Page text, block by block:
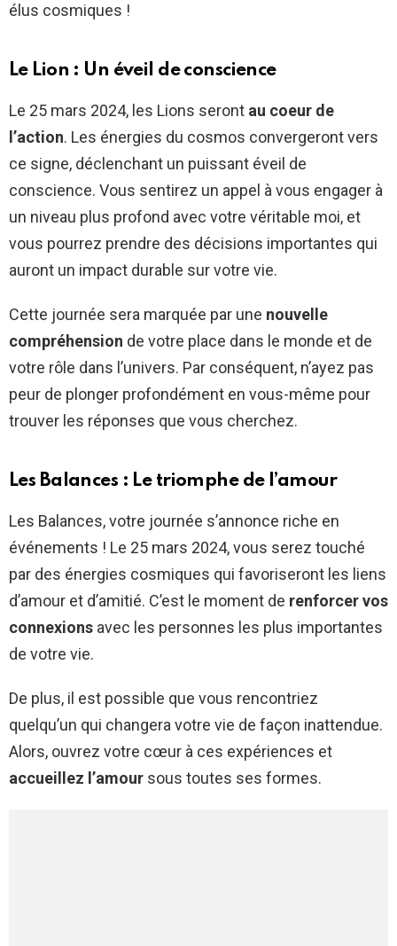
élus cosmiques !
Le Lion : Un éveil de conscience
Le 25 mars 2024, les Lions seront au coeur de
l’action. Les énergies du cosmos convergeront vers
ce signe, déclenchant un puissant éveil de
conscience. Vous sentirez un appel à vous engager à
un niveau plus profond avec votre véritable moi, et
vous pourrez prendre des décisions importantes qui
auront un impact durable sur votre vie.
Cette journée sera marquée par une nouvelle
compréhension de votre place dans le monde et de
votre rôle dans l’univers. Par conséquent, n’ayez pas
peur de plonger profondément en vous-même pour
trouver les réponses que vous cherchez.
Les Balances : Le triomphe de l’amour
Les Balances, votre journée s’annonce riche en
événements ! Le 25 mars 2024, vous serez touché
par des énergies cosmiques qui favoriseront les liens
d’amour et d’amitié. C’est le moment de renforcer vos
connexions avec les personnes les plus importantes
de votre vie.
De plus, il est possible que vous rencontriez
quelqu’un qui changera votre vie de façon inattendue.
Alors, ouvrez votre cœur à ces expériences et
accueillez l’amour sous toutes ses formes.